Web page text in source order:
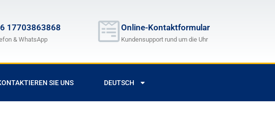
17703863868
& WhatsApp
Online-Kontaktformular
Kundensupport rund um die Uhr
SIE UNS DEUTSCH